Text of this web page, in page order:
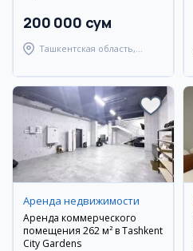
200 000 сум
Ташкентская область,
Аренда недвижимости
Аренда коммерческого
помещения 262 м² в Tashkent
City Gardens